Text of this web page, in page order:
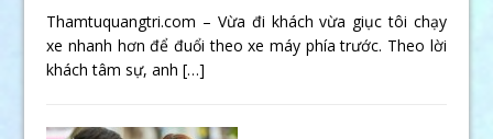
Thamtuquangtri.com – Vừa đi khách vừa giục tôi chạy
xe nhanh hơn để đuổi theo xe máy phía trước. Theo lời
khách tâm sự, anh[…]